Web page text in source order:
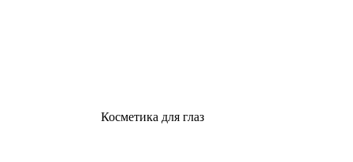
Косметика для глаз